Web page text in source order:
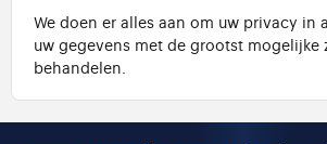
We doen er alles aan om uw privacy in
uw gegevens met de grootst mogelijke
behandelen.